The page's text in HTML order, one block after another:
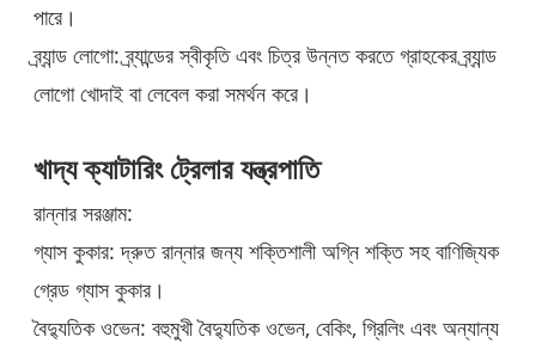
পারে।
ব্র্যান্ড লোগো: ব্র্যান্ডের স্বীকৃতি এবং চিত্র উন্নত করতে গ্রাহকের ব্র্যান্ড
লোগো খোদাই বা লেবেল করা সমর্থন করে।
খাদ্য ক্যাটারিং ট্রেলারযন্ত্রপাতি
রান্নার সরঞ্জাম:
গ্যাস কুকার: দ্রুত রান্নার জন্য শক্তিশালী অগ্নি শক্তি সহ বাণিজ্যিক
গ্রেড গ্যাস কুকার।
বৈদ্যুতিক ওভেন: বহুমুখী বৈদ্যুতিক ওভেন, বেকিং, গ্রিলিং এবং অন্যান্য